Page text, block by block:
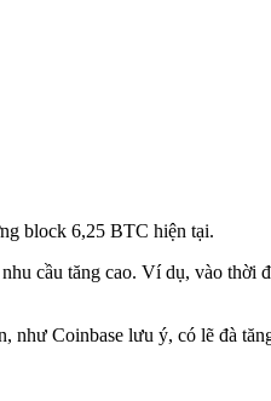
block 6,25 BTC hiện tại.
cầu tăng cao. Ví dụ, vào thời
như Coinbase lưu ý, có lẽ đà